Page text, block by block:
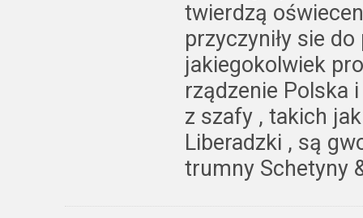
twierdzą
przyczyniły sie
jakiegokolwiek
rządzenie Polska
z szafy , takich
Liberadzki , są
trumny Schetyny